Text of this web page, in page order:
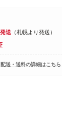
送（札幌より発送）
配送・送料の詳細はこちら